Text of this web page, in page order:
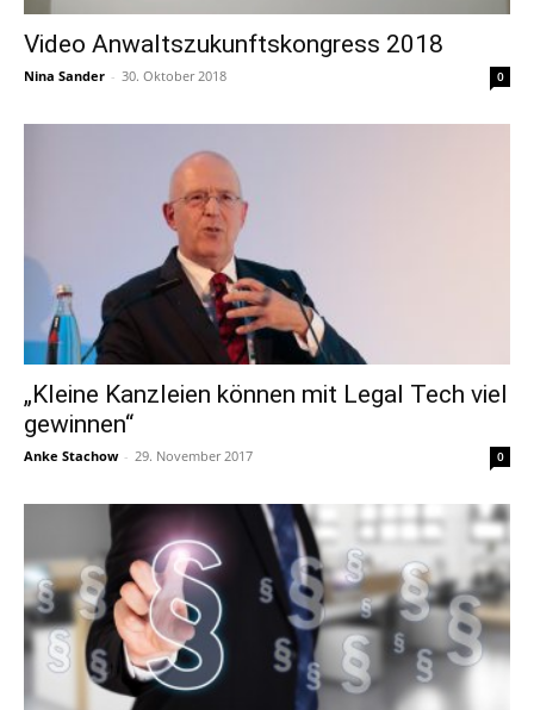
Video Anwaltszukunftskongress 2018
Nina Sander - 30. Oktober 2018 0
„Kleine Kanzleien können mit Legal Tech viel
gewinnen“
Anke Stachow - 29. November 2017 0